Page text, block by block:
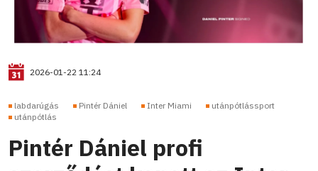
2026-01-22 11:24
labdarúgás Pintér Dániel Inter Miami
utánpótlássport
utánpótlás
Pintér Dániel profi